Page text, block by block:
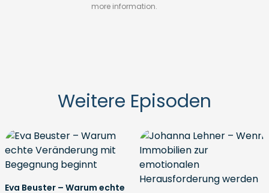
more information.
Weitere Episoden
Eva Beuster – Warum echte